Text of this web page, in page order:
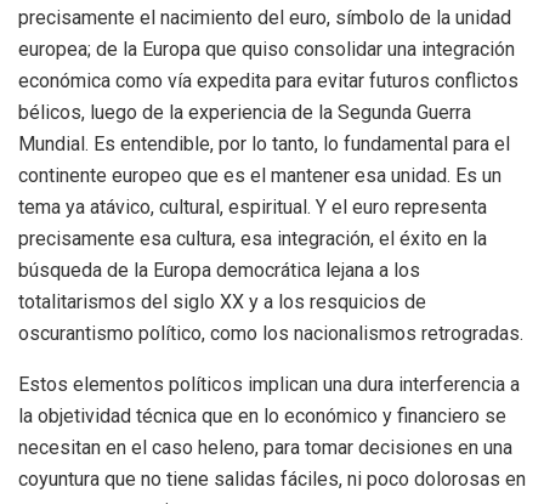
precisamente el nacimiento del euro, símbolo de la unidad
europea; de la Europa que quiso consolidar una integración
económica como vía expedita para evitar futuros conflictos
bélicos, luego de la experiencia de la Segunda Guerra
Mundial. Es entendible, por lo tanto, lo fundamental para el
continente europeo que es el mantener esa unidad. Es un
tema ya atávico, cultural, espiritual. Y el euro representa
precisamente esa cultura, esa integración, el éxito en la
búsqueda de la Europa democrática lejana a los
totalitarismos del siglo XX y a los resquicios de
oscurantismo político, como los nacionalismos retrogradas.
Estos elementos políticos implican una dura interferencia a
la objetividad técnica que en lo económico y financiero se
necesitan en el caso heleno, para tomar decisiones en una
coyuntura que no tiene salidas fáciles, ni poco dolorosas en